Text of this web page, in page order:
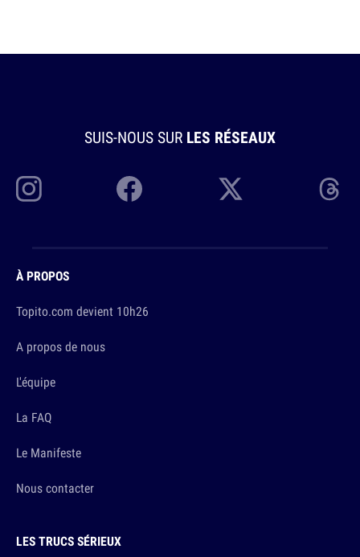
SUIS-NOUS SUR LES RÉSEAUX
À PROPOS
Topito.com devient 10h26
A propos de nous
L'équipe
La FAQ
Le Manifeste
Nous contacter
LES TRUCS SÉRIEUX